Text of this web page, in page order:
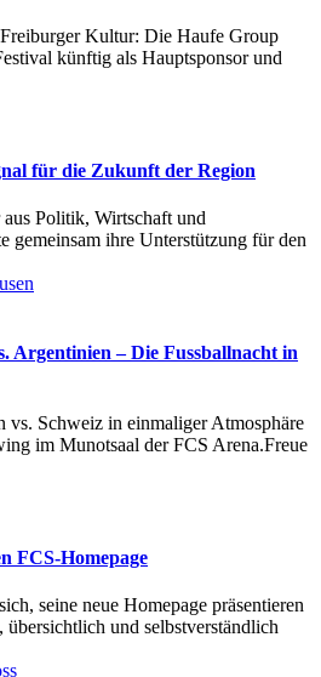
Kultur: Die Haufe Group
künftig als Hauptsponsor und
für die Zukunft der Region
Politik, Wirtschaft und
gemeinsam ihre Unterstützung für den
Argentinien – Die Fussballnacht in
vs. Schweiz in einmaliger Atmosphäre
im Munotsaal der FCS Arena.Freue
FCS-Homepage
seine neue Homepage präsentieren
und selbstverständlich